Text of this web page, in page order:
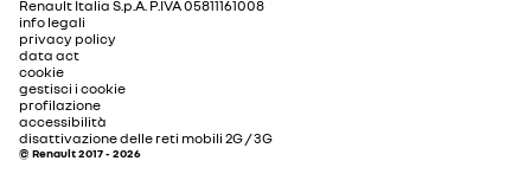
Renault Italia S.p.A. P.IVA 05811161008
info legali
privacy policy
data act
cookie
gestisci i cookie
profilazione
accessibilità
disattivazione delle reti mobili 2G / 3G
© Renault 2017 - 2026